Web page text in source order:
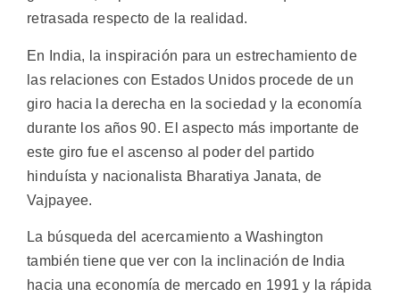
retrasada respecto de la realidad.
En India, la inspiración para un estrechamiento de
las relaciones con Estados Unidos procede de un
giro hacia la derecha en la sociedad y la economía
durante los años 90. El aspecto más importante de
este giro fue el ascenso al poder del partido
hinduísta y nacionalista Bharatiya Janata, de
Vajpayee.
La búsqueda del acercamiento a Washington
también tiene que ver con la inclinación de India
hacia una economía de mercado en 1991 y la rápida